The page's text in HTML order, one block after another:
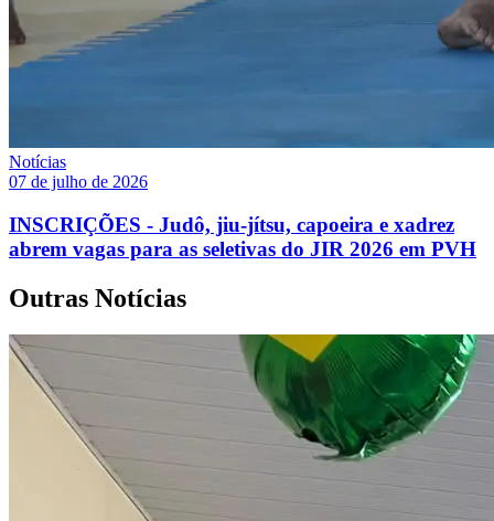
Notícias
07 de julho de 2026
INSCRIÇÕES - Judô, jiu-jítsu, capoeira e xadrez
abrem vagas para as seletivas do JIR 2026 em PVH
Outras Notícias